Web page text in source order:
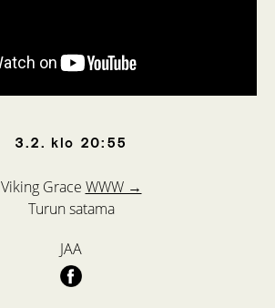
3.2. klo 20:55
Viking Grace WWW →
Turun satama
JAA